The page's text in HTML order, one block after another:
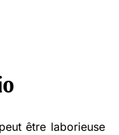
être laborieuse